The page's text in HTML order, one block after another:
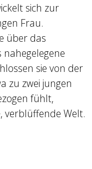
sich zur
Frau.
über das
sie von der
zu zwei jungen
fühlt,
verblüffende Welt.